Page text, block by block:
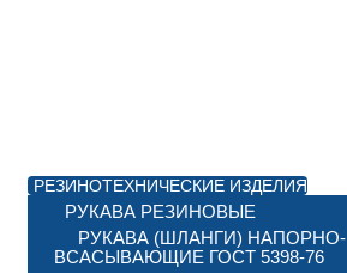
РЕЗИНОТЕХНИЧЕСКИЕ ИЗДЕЛИЯ
РУКАВА РЕЗИНОВЫЕ
РУКАВА (ШЛАНГИ) НАПОРНО-
ВСАСЫВАЮЩИЕ ГОСТ 5398-76